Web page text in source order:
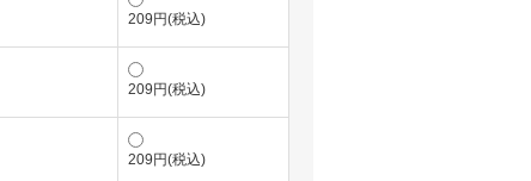
209円(税込)
209円(税込)
209円(税込)